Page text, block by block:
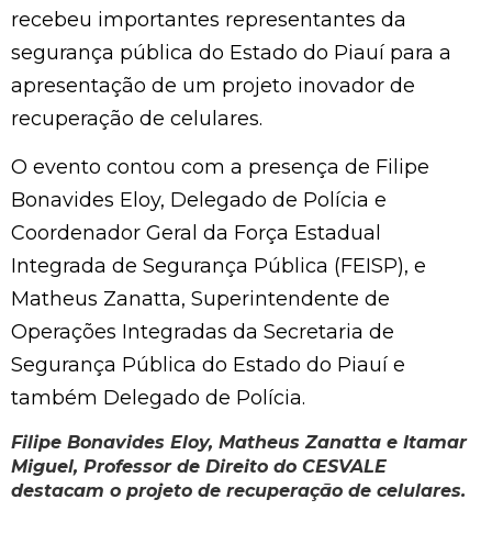
recebeu importantes representantes da
segurança pública do Estado do Piauí para a
apresentação de um projeto inovador de
recuperação de celulares.
O evento contou com a presença de Filipe
Bonavides Eloy, Delegado de Polícia e
Coordenador Geral da Força Estadual
Integrada de Segurança Pública (FEISP), e
Matheus Zanatta, Superintendente de
Operações Integradas da Secretaria de
Segurança Pública do Estado do Piauí e
também Delegado de Polícia.
Filipe Bonavides Eloy, Matheus Zanatta e Itamar
Miguel, Professor de Direito do CESVALE
destacam o projeto de recuperação de celulares.